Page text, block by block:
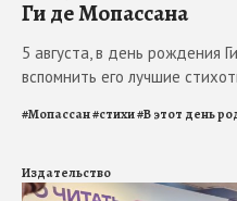
Ги де Мопассана
5 августа, в день рождения
вспомнить его лучшие
#Мопассан#стихи#В этот день
Издательство